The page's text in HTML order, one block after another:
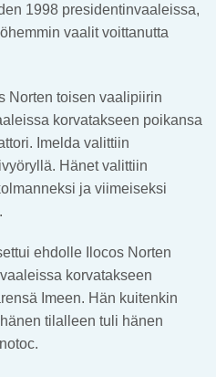
1998 presidentinvaaleissa,
vaalit voittanutta
Norten toisen vaalipiirin
korvatakseen poikansa
Imelda valittiin
Hänet valittiin
ja viimeiseksi
ehdolle Ilocos Norten
korvatakseen
Imeen. Hän kuitenkin
tilalleen tuli hänen